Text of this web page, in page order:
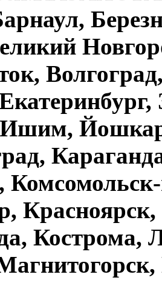
Кострома,